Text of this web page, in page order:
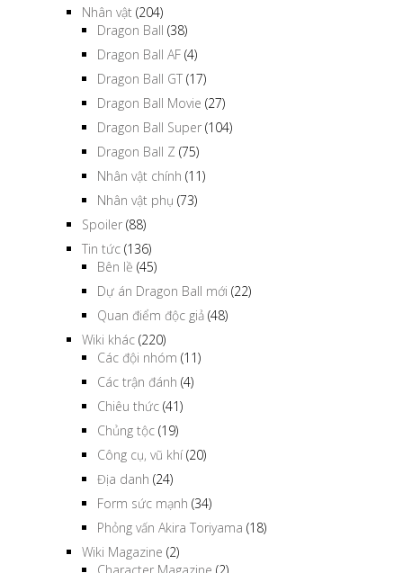
Nhân vật (204)
Dragon Ball (38)
Dragon Ball AF (4)
Dragon Ball GT (17)
Dragon Ball Movie (27)
Dragon Ball Super (104)
Dragon Ball Z (75)
Nhân vật chính (11)
Nhân vật phụ (73)
Spoiler (88)
Tin tức (136)
Bên lề (45)
Dự án Dragon Ball mới (22)
Quan điểm độc giả (48)
Wiki khác (220)
Các đội nhóm (11)
Các trận đánh (4)
Chiêu thức (41)
Chủng tộc (19)
Công cụ, vũ khí(20)
Địa danh (24)
Form sức mạnh (34)
Phỏng vấn Akira Toriyama (18)
Wiki Magazine (2)